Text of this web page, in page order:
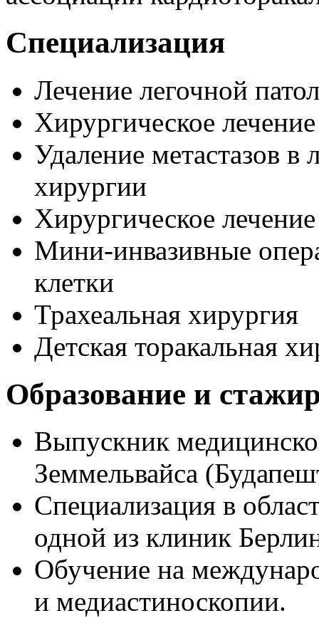
Специализация
Лечение легочной
Хирургическое
Удаление метастазов в
хирургии
Хирургическое
Мини-инвазивные
клетки
Трахеальная хирургия
Детская торакальная
Образование и
Выпускник
Земмельвайса
Специализация в
одной из клиник
Обучение на
и медиастиноскопии.